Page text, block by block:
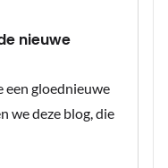
nieuwe
een gloednieuwe
we deze blog, die